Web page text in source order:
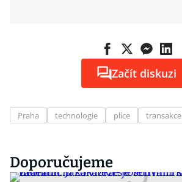
Začít diskuzi
Praha technologie plíce transakce
Doporučujeme